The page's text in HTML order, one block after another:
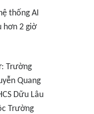
thống AI
hơn 2 giờ
Trường
Quang
Dữu Lâu
Trường